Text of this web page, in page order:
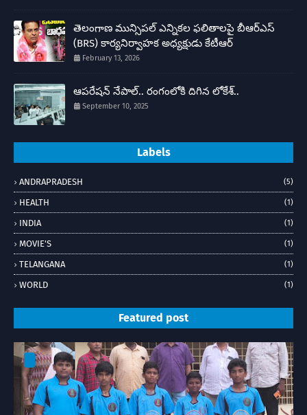
తెలంగాణ మున్సిపల్ ఎన్నికల ఫలితాలపై బీఆర్ఎస్
(BRS) కార్యనిర్వాహక అధ్యక్షుడు కేటీఆర్
February 13, 2026
ఆపరేషన్ నేపాల్.. రంగంలోకి దిగిన లోకేశ్..
September 10, 2025
Labels
ANDRAPRADESH (5)
HEALTH (1)
INDIA (1)
MOVIE'S (1)
TELANGANA (1)
WORLD (1)
Featured post